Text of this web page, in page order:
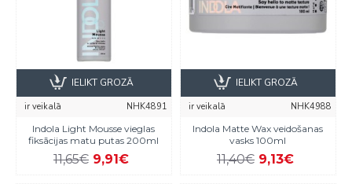
ir veikalā
NHK4891
Indola Light Mousse vieglas
fiksācijas matu putas 200ml
11,65€ 9,91€
IELIKT GROZĀ
ir veikalā
NHK4988
Indola Matte Wax veidošanas
vasks 100ml
11,40€ 9,13€
IELIKT GROZĀ